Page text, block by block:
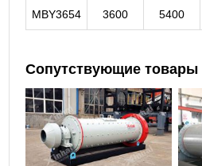
MBY3654 3600 5400
Сопутствующие товары